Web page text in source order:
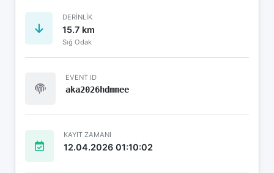
DERINLIK
15.7 km
Sığ Odak
EVENT ID
aka2026hdmmee
KAYIT ZAMANI
12.04.2026 01:10:02